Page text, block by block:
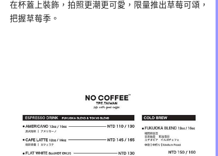
在杯蓋上裝飾，拍照更潮更可愛，限量推出草莓可頌，
把握草莓季。